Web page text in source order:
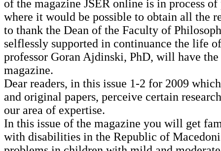
of the magazine JSER online is in process
where it would be possible to obtain all the
to thank the Dean of the Faculty of
selflessly supported in continuance the life
professor Goran Ajdinski, PhD, will have
magazine.
Dear readers, in this issue 1-2 for 2009
and original papers, perceive certain
our area of expertise.
In this issue of the magazine you will get
with disabilities in the Republic of